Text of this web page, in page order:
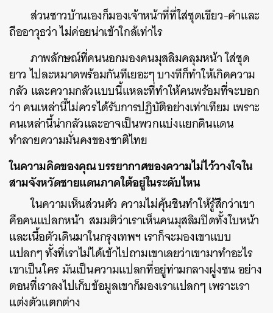
ส่วนชาวบ้านเองก็มองเจ้าหน้าที่ที่ใส่ชุดเขียว-ดำและ
ถืออาวุธว่า ไม่ค่อยน่าเข้าใกล้เท่าไร
ภาพลักษณ์ที่คนนอกมองคนมุสลิมคลุมหน้า ใส่ชุด
ยาว ไปละหมาดพร้อมกันทีเยอะๆ บางทีก็ทำให้เกิดความ
กลัว และความกลัวแบบนี้แหละที่ทำให้คนพร้อมที่จะบอก
ว่า คนเหล่านี้ไม่ควรได้รับการปฏิบัติอย่างเท่าเทียม เพราะ
คนเหล่านี้น่ากลัวและอาจเป็นพวกแบ่งแยกดินแดน
ทำลายความมั่นคงของชาติไทย
ในความคิดของคุณ บรรยากาศของความไม่ไว้วางใจใน
สามจังหวัดชายแดนภาคใต้อยู่ในระดับไหน
ในความเห็นส่วนตัว ความไม่คุ้นชินทำให้รู้สึกว่าเขา
คือคนแปลกหน้า สมมติว่าเราเห็นคนมุสลิมปิดทั้งใบหน้า
และเนื้อตัวเดินมาในกรุงเทพฯ เราก็จะมองเขาแบบ
แปลกๆ ทั้งที่เราไม่ได้เข้าไปถามเขาเลยว่าเขามาทำอะไร
เขาเป็นใคร มันเป็นความแปลกที่อยู่ท่ามกลางฝูงชน อย่าง
ตอนที่เราลงไปเก็บข้อมูลเขาก็มองเราแปลกๆ เพราะเรา
แต่งตัวแตกต่าง